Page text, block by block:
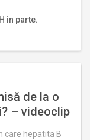
in parte.
de la o
– videoclip
care hepatita B